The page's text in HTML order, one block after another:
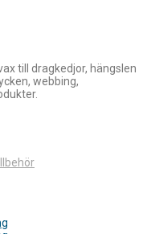
till dragkedjor, hängslen
webbing,